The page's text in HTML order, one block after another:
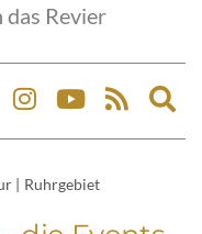
Revier
| Ruhrgebiet